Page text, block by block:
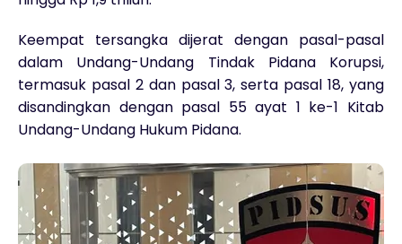
Keempat tersangka dijerat dengan pasal-pasal
dalam Undang-Undang Tindak Pidana Korupsi,
termasuk pasal 2 dan pasal 3, serta pasal 18, yang
disandingkan dengan pasal 55 ayat 1 ke-1 Kitab
Undang-Undang Hukum Pidana.